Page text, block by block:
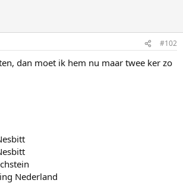
#102
dan moet ik hem nu maar twee ker zo
Nederland